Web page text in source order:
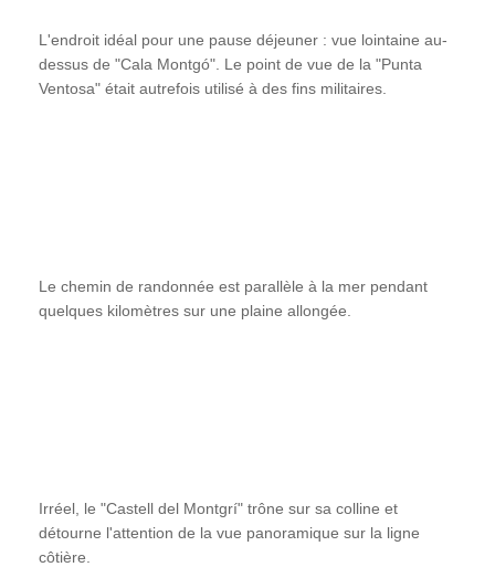
L'endroit idéal pour une pause déjeuner : vue lointaine au-
dessus de "Cala Montgó". Le point de vue de la "Punta
Ventosa" était autrefois utilisé à des fins militaires.
Le chemin de randonnée est parallèle à la mer pendant
quelques kilomètres sur une plaine allongée.
Irréel, le "Castell del Montgrí" trône sur sa colline et
détourne l'attention de la vue panoramique sur la ligne
côtière.